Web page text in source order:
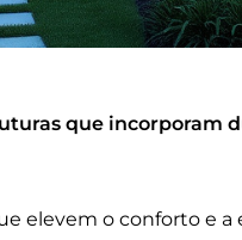
que incorporam
elevem o conforto e